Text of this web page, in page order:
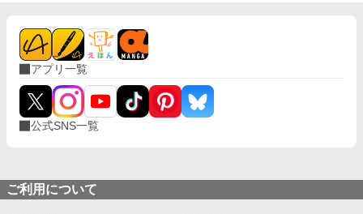
アプリ一覧
公式SNS一覧
ご利用について